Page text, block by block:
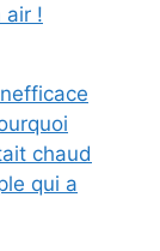
air !
chaud
qui a